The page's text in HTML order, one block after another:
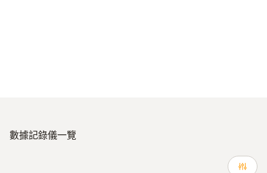
數據記錄儀一覽